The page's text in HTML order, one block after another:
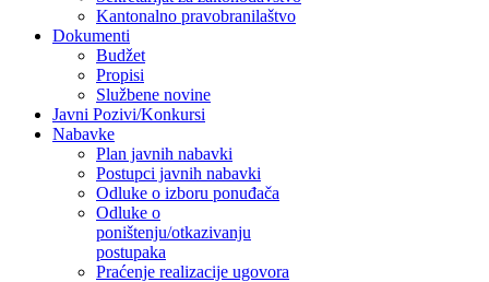
Kantonalno pravobranilaštvo
Dokumenti
Budžet
Propisi
Službene novine
Javni Pozivi/Konkursi
Nabavke
Plan javnih nabavki
Postupci javnih nabavki
Odluke o izboru ponuđača
Odluke o
poništenju/otkazivanju
postupaka
Praćenje realizacije ugovora